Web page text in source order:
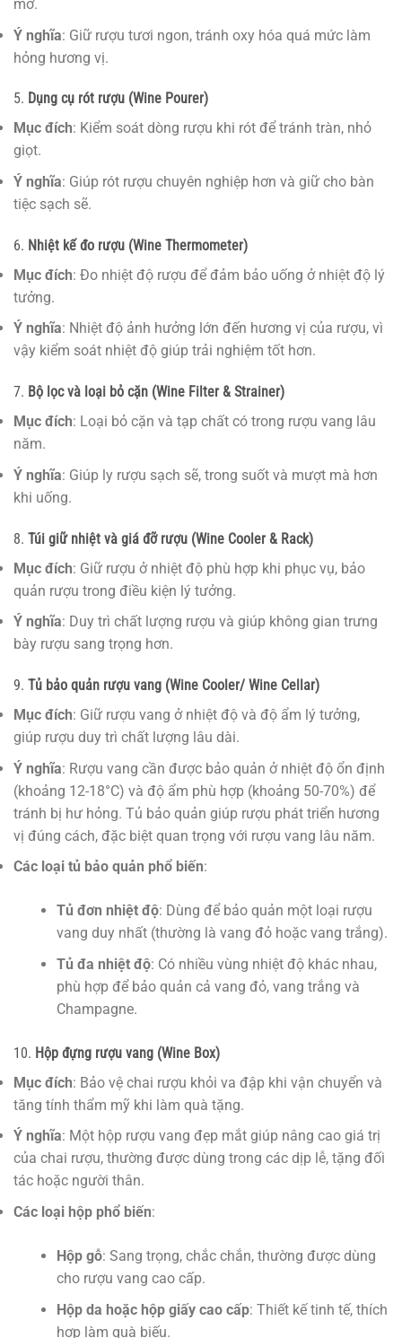
mở.
Ý nghĩa: Giữ rượu tươi ngon, tránh oxy hóa quá mức làm
hỏng hương vị.
5. Dụng cụ rót rượu (Wine Pourer)
Mục đích: Kiểm soát dòng rượu khi rót để tránh tràn, nhỏ
giọt.
Ý nghĩa: Giúp rót rượu chuyên nghiệp hơn và giữ cho bàn
tiệc sạch sẽ.
6. Nhiệt kế đo rượu (Wine Thermometer)
Mục đích: Đo nhiệt độ rượu để đảm bảo uống ở nhiệt độ lý
tưởng.
Ý nghĩa: Nhiệt độ ảnh hưởng lớn đến hương vị của rượu, vì
vậy kiểm soát nhiệt độ giúp trải nghiệm tốt hơn.
7. Bộ lọc và loại bỏ cặn (Wine Filter & Strainer)
Mục đích: Loại bỏ cặn và tạp chất có trong rượu vang lâu
năm.
Ý nghĩa: Giúp ly rượu sạch sẽ, trong suốt và mượt mà hơn
khi uống.
8. Túi giữ nhiệt và giá đỡ rượu (Wine Cooler & Rack)
Mục đích: Giữ rượu ở nhiệt độ phù hợp khi phục vụ, bảo
quản rượu trong điều kiện lý tưởng.
Ý nghĩa: Duy trì chất lượng rượu và giúp không gian trưng
bày rượu sang trọng hơn.
9. Tủ bảo quản rượu vang (Wine Cooler/ Wine Cellar)
Mục đích: Giữ rượu vang ở nhiệt độ và độ ẩm lý tưởng,
giúp rượu duy trì chất lượng lâu dài.
Ý nghĩa: Rượu vang cần được bảo quản ở nhiệt độ ổn định
(khoảng 12-18°C) và độ ẩm phù hợp (khoảng 50-70%) để
tránh bị hư hỏng. Tủ bảo quản giúp rượu phát triển hương
vị đúng cách, đặc biệt quan trọng với rượu vang lâu năm.
Các loại tủ bảo quản phổ biến:
Tủ đơn nhiệt độ: Dùng để bảo quản một loại rượu
vang duy nhất (thường là vang đỏ hoặc vang trắng).
Tủ đa nhiệt độ: Có nhiều vùng nhiệt độ khác nhau,
phù hợp để bảo quản cả vang đỏ, vang trắng và
Champagne.
10. Hộp đựng rượu vang (Wine Box)
Mục đích: Bảo vệ chai rượu khỏi va đập khi vận chuyển và
tăng tính thẩm mỹ khi làm quà tặng.
Ý nghĩa: Một hộp rượu vang đẹp mắt giúp nâng cao giá trị
của chai rượu, thường được dùng trong các dịp lễ, tặng đối
tác hoặc người thân.
Các loại hộp phổ biến:
Hộp gỗ: Sang trọng, chắc chắn, thường được dùng
cho rượu vang cao cấp.
Hộp da hoặc hộp giấy cao cấp: Thiết kế tinh tế, thích
hợp làm quà biếu.